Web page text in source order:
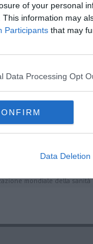
of your personal
This information may
Participants that may
Data Processing Opt
Data Deletion
iscriviti alla
nella tua casella di
guai
mondiale della sanità